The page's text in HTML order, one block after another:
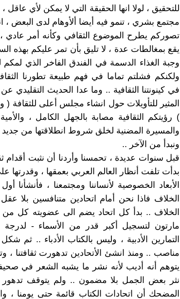
للتحقيق ، لولا انها الحقيقة التي لا يمكن لأي عاقل
مجتمع بشري ، تنمو فيه أيضا ألأوهام لدى البعض ،
تصوركم يطرح الموضوع الثقافي وكأنه أمر
يقع بمغالطات عدة ، لا تليق بأن تمر عليكم بهذه
وجبة الغذاء الدسمة في الفندق الفاخر الذي
ولكنكم فشلتم تماما في فهم طبيعة تطورنا
في كينونتنا الثقافية .. وما عدا الحديث التقليدي عن
المثير للتأويلات حول انشاء مجلس أعلى
) رؤيتكم الثقافية مصابة بالجهل الكامل ،
والمسيرة المضنية لخلق شروط انطلاقتها من جديد
ونبدأ من الآخر ..
قبل سنوات عديدة ، تحمسنا وأردنا أن نثبت أقدام
بدأت تلفت أنظار العالم العربي بعمقها ، وقدرتها
الأبعاد الخصوصية لأنساننا ومجتمعنا ،
الخلاف فاذا نحن أمام اتحادين متنافسين بلا
الخلاف .. بدأ كل اتحاد يضم الى عضويته كل
مارتون لتسجيل أكبر قدر من الأسماء - لدرجة
التمارين الأدبية ، وليس بالكتاب الأدباء .. ثم
مناصب .. ومنذ انشئ الأتحادين تدهورت
يتوهم أنه أديب لأنه نشر ما يشبه الشعر في
نثر بعض الجمل بلا مضمون .. ولم يتوقف تدهور
المضحك أن اتحادات الكتاب قائمة حتى يومنا ،